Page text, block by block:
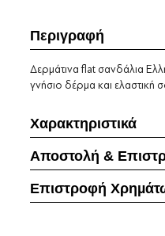
Περιγραφή
Δερμάτινα flat σανδάλια
γνήσιο δέρμα και ελαστική
Χαρακτηριστικά
Αποστολή &
Επιστροφή